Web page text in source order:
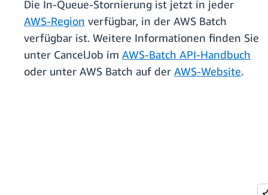
Die In-Queue-Stornierung ist jetzt in jeder
AWS-Region verfügbar, in der AWS Batch
verfügbar ist. Weitere Informationen finden Sie
unter CancelJob im AWS-Batch API-Handbuch
oder unter AWS Batch auf der AWS-Website.